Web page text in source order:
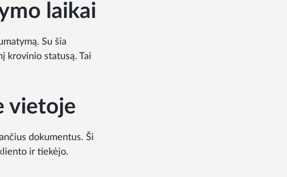
laikai
Su šia
krovinio statusą. Tai
vietoje
dokumentus. Ši
ir tiekėjo.